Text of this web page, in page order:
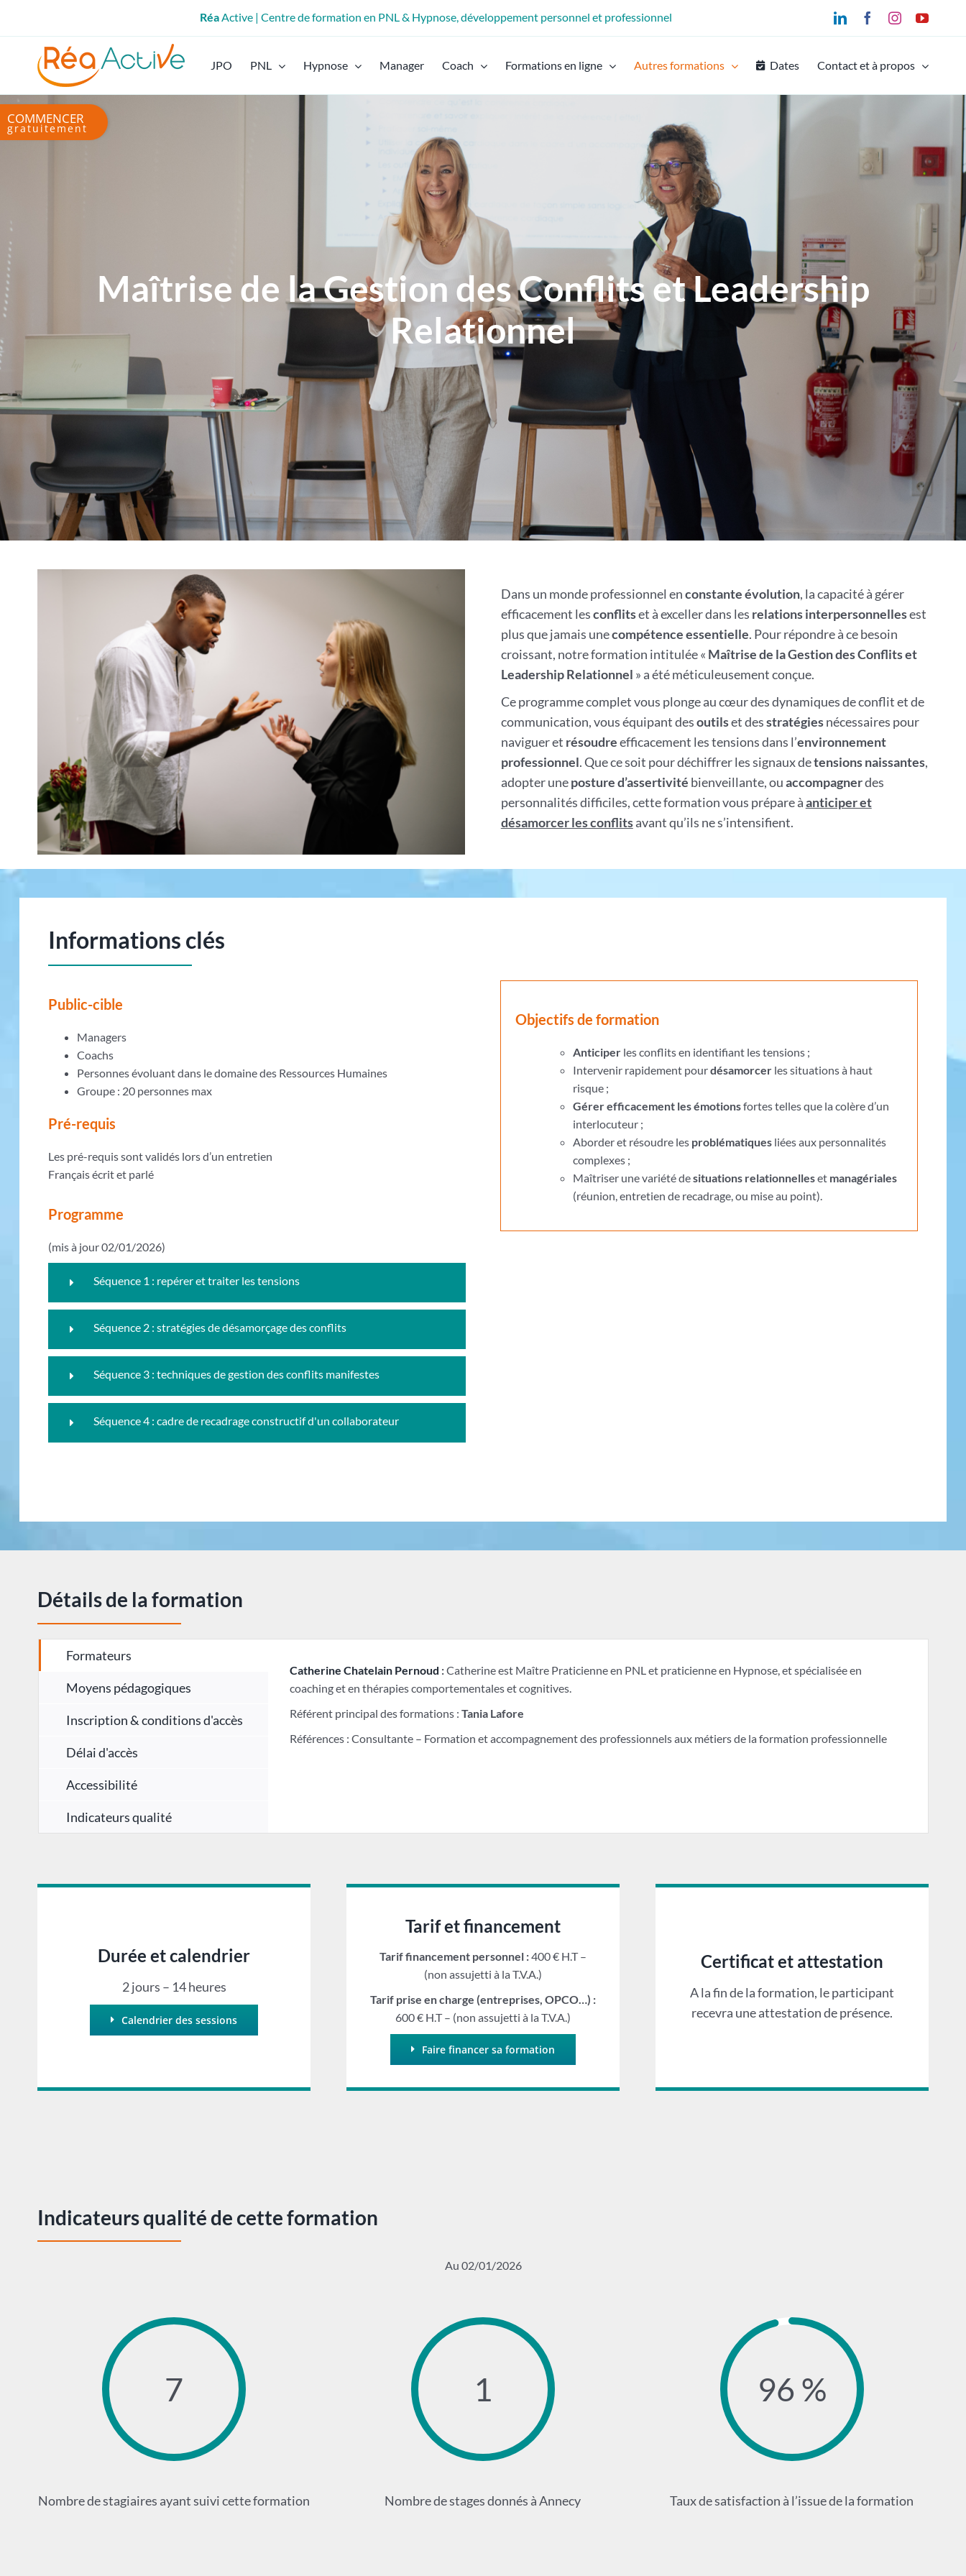
RéaActive | Centre de formation en PNL & Hypnose, développement personnel et professionnel LinkedInFacebookInstagram
JPO PNL Hypnose Manager Coach Formations en ligne Autres formations Dates Contact et à propos
Maîtrise de la Gestion des Conflits et Leadership
Relationnel
Dans un monde professionnel enconstante évolution, la capacité à gérer
efficacement lesconflitset à exceller dans les relations interpersonnellesest
plus que jamais unecompétence essentielle. Pour répondre à ce besoin
croissant, notre formation intitulée « Maîtrise de la Gestion des Conflits et
Leadership Relationnel » a été méticuleusement conçue.
Ce programme complet vous plonge au cœur des dynamiques de conflit et de
communication, vous équipant desoutilset desstratégiesnécessaires pour
naviguer et résoudreefficacement les tensions dans l’environnement
professionnel. Que ce soit pour déchiffrer les signaux detensions naissantes,
adopter uneposture d’assertivité bienveillante, ouaccompagnerdes
personnalités difficiles, cette formation vous prépare àanticiper et
désamorcer les conflitsavant qu’ils ne s’intensifient.
Informations clés
Public-cible
Managers
Coachs
Personnes évoluant dans le domaine des Ressources Humaines
Groupe : 20 personnes max
Pré-requis
Les pré-requis sont validés lors d’un entretien
Français écrit et parlé
Programme
(mis à jour 02/01/2026)
Séquence 1 : repérer et traiter les tensions
Séquence 2 : stratégies de désamorçage des conflits
Séquence 3 : techniques de gestion des conflits manifestes
Séquence 4 : cadre de recadrage constructif d'un collaborateur
Objectifs de formation
Anticiper les conflits en identifiant les tensions ;
Intervenir rapidement pourdésamorcer les situations à haut
risque ;
Gérer efficacement les émotionsfortes telles que la colère d’un
interlocuteur ;
Aborder et résoudre les problématiques liées aux personnalités
complexes ;
Maîtriser une variété desituations relationnelleset managériales
(réunion, entretien de recadrage, ou mise au point).
Détails de la formation
Formateurs
Moyens pédagogiques
Inscription & conditions d'accès
Délai d'accès
Accessibilité
Indicateurs qualité
Catherine Chatelain Pernoud :Catherine est Maître Praticienne en PNL et praticienne en Hypnose, et spécialisée en
coaching et en thérapies comportementales et cognitives.
Référent principal des formations : Tania Lafore
Références : Consultante – Formation et accompagnement des professionnels aux métiers de la formation professionnelle
Durée et calendrier
2 jours – 14 heures
Calendrier des sessions
Tarif et financement
Tarif financement personnel :400 € H.T –
(non assujetti à la T.V.A.)
Tarif prise en charge (entreprises, OPCO…) :
600 € H.T – (non assujetti à la T.V.A.)
Faire financer sa formation
Certificat et attestation
A la fin de la formation, le participant
recevra une attestation de présence.
Indicateurs qualité de cette formation
Au 02/01/2026
7
Nombre de stagiaires ayant suivi cette formation
1
Nombre de stages donnés à Annecy
96 %
Taux de satisfaction à l’issue de la formation
Bascule
de
barre
coulissante